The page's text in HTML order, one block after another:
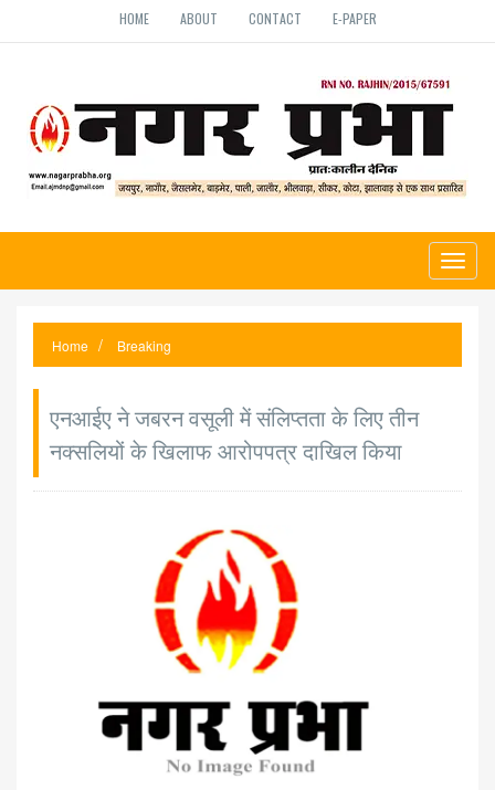
HOME ABOUT CONTACT E-PAPER
Home Breaking
एनआईए ने जबरन वसूली में संलिप्तता के लिए तीन
नक्सलियों के खिलाफ आरोपपत्र दाखिल किया